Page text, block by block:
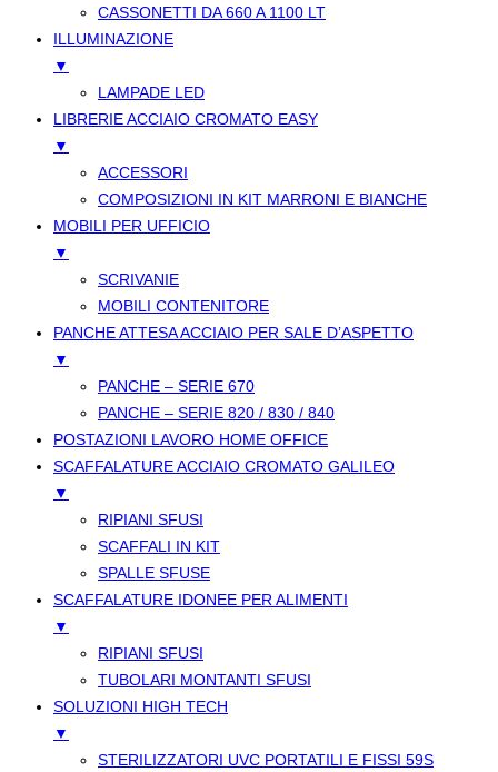
CASSONETTI DA 660 A 1100 LT
ILLUMINAZIONE
▼
LAMPADE LED
LIBRERIE ACCIAIO CROMATO EASY
▼
ACCESSORI
COMPOSIZIONI IN KIT MARRONI E BIANCHE
MOBILI PER UFFICIO
▼
SCRIVANIE
MOBILI CONTENITORE
PANCHE ATTESA ACCIAIO PER SALE D’ASPETTO
▼
PANCHE – SERIE 670
PANCHE – SERIE 820 / 830 / 840
POSTAZIONI LAVORO HOME OFFICE
SCAFFALATURE ACCIAIO CROMATO GALILEO
▼
RIPIANI SFUSI
SCAFFALI IN KIT
SPALLE SFUSE
SCAFFALATURE IDONEE PER ALIMENTI
▼
RIPIANI SFUSI
TUBOLARI MONTANTI SFUSI
SOLUZIONI HIGH TECH
▼
STERILIZZATORI UVC PORTATILI E FISSI 59S